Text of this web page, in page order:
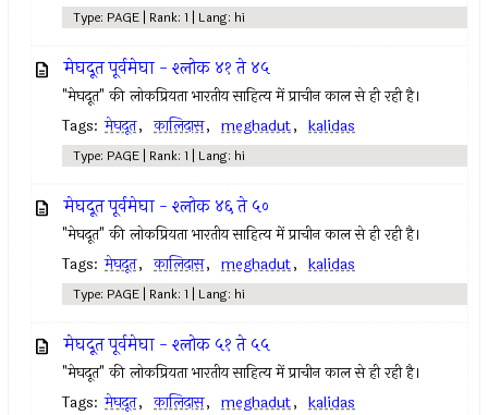
Type: PAGE | Rank: 1 | Lang: hi
मेघदूत पूर्वमेघा - श्लोक ४१ ते ४५
"मेघदूत" की लोकप्रियता भारतीय साहित्य में प्राचीन काल से ही रही है।
Tags: मेघदूत, कालिदास, meghadut, kalidas
Type: PAGE | Rank: 1 | Lang: hi
मेघदूत पूर्वमेघा - श्लोक ४६ ते ५०
"मेघदूत" की लोकप्रियता भारतीय साहित्य में प्राचीन काल से ही रही है।
Tags: मेघदूत, कालिदास, meghadut, kalidas
Type: PAGE | Rank: 1 | Lang: hi
मेघदूत पूर्वमेघा - श्लोक ५१ ते ५५
"मेघदूत" की लोकप्रियता भारतीय साहित्य में प्राचीन काल से ही रही है।
Tags: मेघदूत, कालिदास, meghadut, kalidas